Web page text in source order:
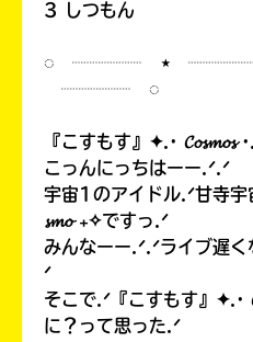
3 しつもん
◌ ┈┈┈┈ ⋆
┈┈┈┈ ◌
『こすもす』✦.· 𝓒𝓸𝓼𝓶𝓸𝓼
こっんにっちはーー.ᐟ.ᐟ
宇宙1のアイドル.ᐟ甘寺
𝓼𝓶𝓸 ₊✧ですっ.ᐟ
みんなーー.ᐟ.ᐟライブ遅く
ᐟ
そこで.ᐟ『こすもす』✦.·
に？って思った.ᐟ